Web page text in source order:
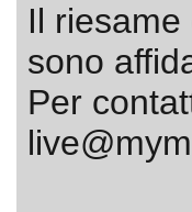
Il
sono
Per